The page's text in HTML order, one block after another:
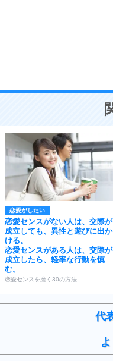
ことが
恋愛がしたい
恋愛センスがない人は、交際が
成立しても、異性と遊びに出か
ける。
恋愛センスがある人は、交際が
成立したら、軽率な行動を慎
む。
恋愛センスを磨く30の方法
代